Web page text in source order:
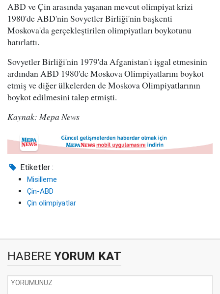
ABD ve Çin arasında yaşanan mevcut olimpiyat krizi
1980'de ABD'nin Sovyetler Birliği'nin başkenti
Moskova'da gerçekleştirilen olimpiyatları boykotunu
hatırlattı.
Sovyetler Birliği'nin 1979'da Afganistan'ı işgal etmesinin
ardından ABD 1980'de Moskova Olimpiyatlarını boykot
etmiş ve diğer ülkelerden de Moskova Olimpiyatlarının
boykot edilmesini talep etmişti.
Kaynak: Mepa News
Etiketler :
Misilleme
Çin-ABD
Çin olimpiyatlar
HABERE YORUM KAT